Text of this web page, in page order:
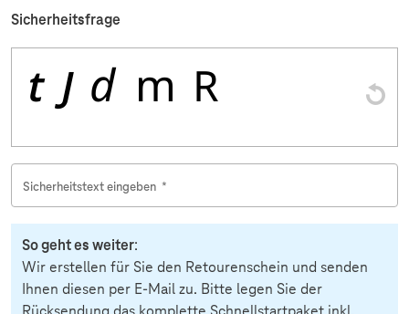
Sicherheitsfrage
Sicherheitstext eingeben *
So geht es weiter:
Wir erstellen für Sie den Retourenschein und senden
Ihnen diesen per E-Mail zu. Bitte legen Sie der